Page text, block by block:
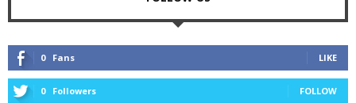
0 Fans LIKE
0 Followers FOLLOW